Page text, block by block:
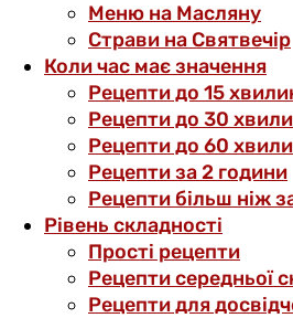
Меню на Масляну
Страви на Святвечір
Коли час має значення
Рецепти до 15
Рецепти до 30
Рецепти до 60
Рецепти за 2 години
Рецепти більш ніж
Рівень складності
Прості рецепти
Рецепти середньої
Рецепти для